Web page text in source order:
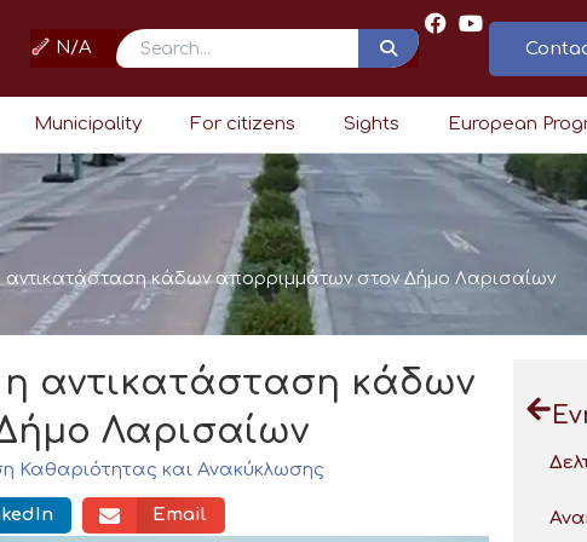
N/A Search
Municipality For citizens Sights European
κάδων απορριμμάτων στον Δήμο Λαρισαίων
αντικατάσταση κάδων
Λαρισαίων
Καθαριότητας και Ανακύκλωσης
Email